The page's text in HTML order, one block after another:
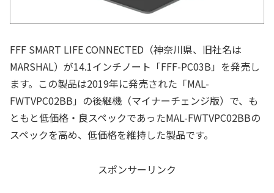
FFF SMART LIFE CONNECTED（神奈川県、旧社名は
MARSHAL）が14.1インチノート「FFF-PC03B」を発売し
ます。この製品は2019年に発売された「MAL-
FWTVPC02BB」の後継機（マイナーチェンジ版）で、も
ともと低価格・良スペックであったMAL-FWTVPC02BBの
スペックを高め、低価格を維持した製品です。
スポンサーリンク